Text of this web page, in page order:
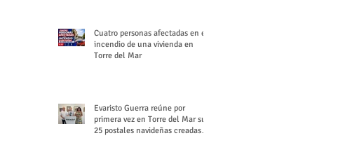
Cuatro personas afectadas en el
incendio de una vivienda en
Torre del Mar
Evaristo Guerra reúne por
primera vez en Torre del Mar sus
25 postales navideñas creadas